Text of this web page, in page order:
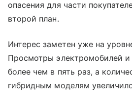
опасения для части
второй план.
Интерес заметен уже на
Просмотры электромобилей
более чем в пять раз, а
гибридным моделям